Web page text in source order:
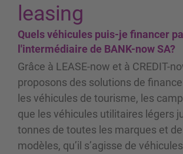
leasing
Quels véhicules puis-je financer
l'intermédiaire de BANK-now SA?
Grâce à LEASE-now et à CREDIT-
proposons des solutions de
les véhicules de tourisme, les
que les véhicules utilitaires légers
tonnes de toutes les marques et
modèles, qu’il s’agisse de